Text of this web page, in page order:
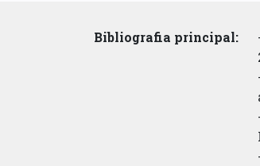
Bibliografia principal: